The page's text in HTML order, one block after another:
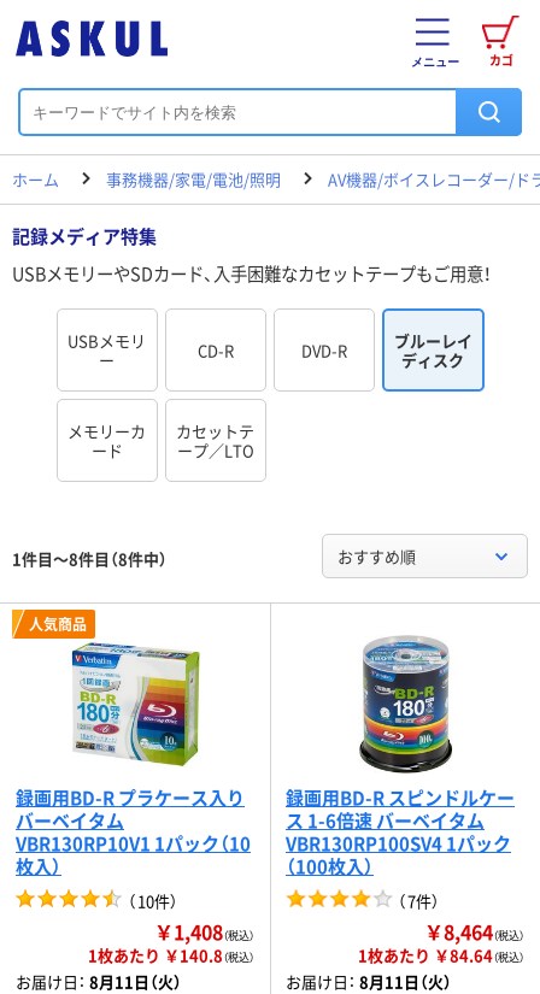
カゴ
メニュー
ホーム 事務機器/家電/電池/照明 AV機器/ボイスレコーダー/ド
記録メディア特集
USBメモリーやSDカード、入手困難なカセットテープもご用意！
USBメモリ
ー
CD-R DVD-R
ブルーレイ
ディスク
メモリーカ
ード
カセットテ
ープ／LTO
1件目～8件目（8件中） おすすめ順
人気商品
録画用BD-R プラケース入り
バーベイタム
VBR130RP10V1 1パック（10
枚入）
（10件）
￥1,408（税込）
1枚あたり ￥140.8（税込）
お届け日： 8月11日（火）
録画用BD-R スピンドルケー
ス 1-6倍速 バーベイタム
VBR130RP100SV4 1パック
（100枚入）
（7件）
￥8,464（税込）
1枚あたり ￥84.64（税込）
お届け日： 8月11日（火）